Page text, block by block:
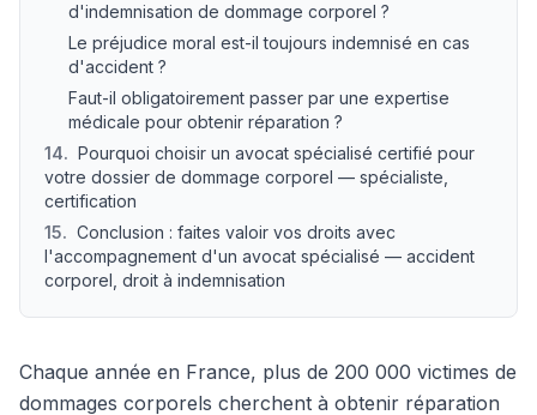
d'indemnisation de dommage corporel ?
Le préjudice moral est-il toujours indemnisé en cas
d'accident ?
Faut-il obligatoirement passer par une expertise
médicale pour obtenir réparation ?
14. Pourquoi choisir un avocat spécialisé certifié pour
votre dossier de dommage corporel — spécialiste,
certification
15. Conclusion : faites valoir vos droits avec
l'accompagnement d'un avocat spécialisé — accident
corporel, droit à indemnisation
Chaque année en France, plus de 200 000 victimes de
dommages corporels cherchent à obtenir réparation